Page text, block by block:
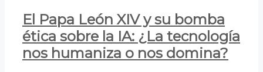
El Papa León XIV y su bomba
ética sobre la IA: ¿La tecnología
nos humaniza o nos domina?